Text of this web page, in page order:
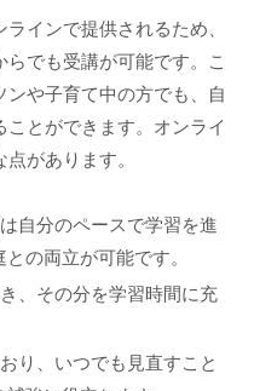
インで提供されるため、
でも受講が可能です。こ
や子育て中の方でも、自
とができます。オンライ
があります。
自分のペースで学習を進
の両立が可能です。
、その分を学習時間に充
り、いつでも見直すこと